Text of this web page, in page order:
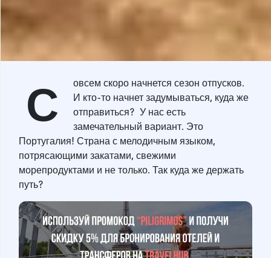
С
овсем скоро начнется сезон отпусков.
И кто-то начнет задумываться, куда же
отправиться? У нас есть
замечательный вариант. Это
Португалия! Страна с мелодичным языком,
потрясающими закатами, свежими
морепродуктами и не только. Так куда же держать
путь?